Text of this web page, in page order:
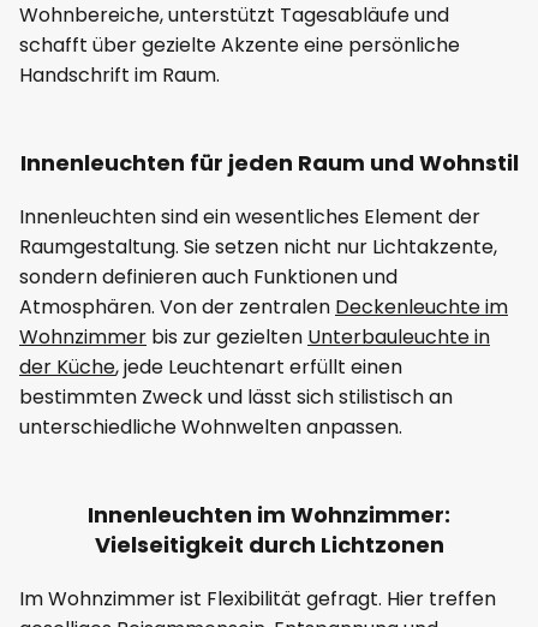
Wohnbereiche, unterstützt Tagesabläufe und
schafft über gezielte Akzente eine persönliche
Handschrift im Raum.
Innenleuchten für jeden Raum und Wohnstil
Innenleuchten sind ein wesentliches Element der
Raumgestaltung. Sie setzen nicht nur Lichtakzente,
sondern definieren auch Funktionen und
Atmosphären. Von der zentralen Deckenleuchte im
Wohnzimmer bis zur gezielten Unterbauleuchte in
der Küche, jede Leuchtenart erfüllt einen
bestimmten Zweck und lässt sich stilistisch an
unterschiedliche Wohnwelten anpassen.
Innenleuchten im Wohnzimmer:
Vielseitigkeit durch Lichtzonen
Im Wohnzimmer ist Flexibilität gefragt. Hier treffen